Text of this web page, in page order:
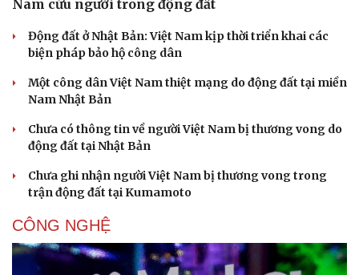
Nam cứu người trong động đất
Động đất ở Nhật Bản: Việt Nam kịp thời triển khai các
biện pháp bảo hộ công dân
Một công dân Việt Nam thiệt mạng do động đất tại miền
Nam Nhật Bản
Chưa có thông tin về người Việt Nam bị thương vong do
động đất tại Nhật Bản
Chưa ghi nhận người Việt Nam bị thương vong trong
trận động đất tại Kumamoto
CÔNG NGHỆ